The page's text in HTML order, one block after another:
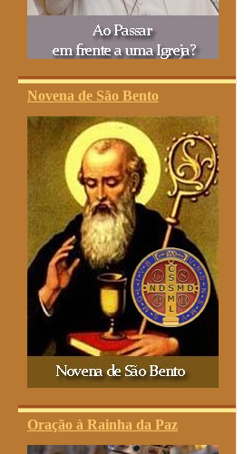
Novena de São Bento
Oração à Rainha da Paz